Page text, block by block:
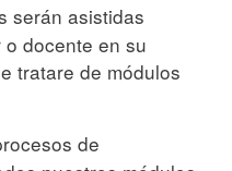
serán asistidas
docente en su
tratare de módulos
de